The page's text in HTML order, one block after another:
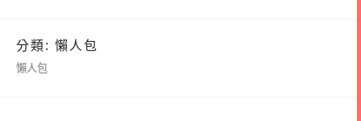
分類: 懶人包
懶人包